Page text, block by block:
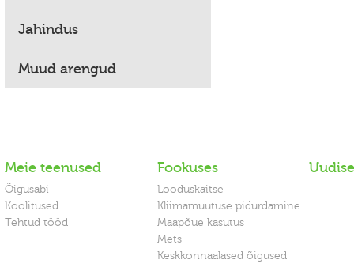
Jahindus
Muud arengud
Meie teenused
Õigusabi
Koolitused
Tehtud tööd
Fookuses
Looduskaitse
Kliimamuutuse pidurdamine
Maapõue kasutus
Mets
Keskkonnaalased õigused